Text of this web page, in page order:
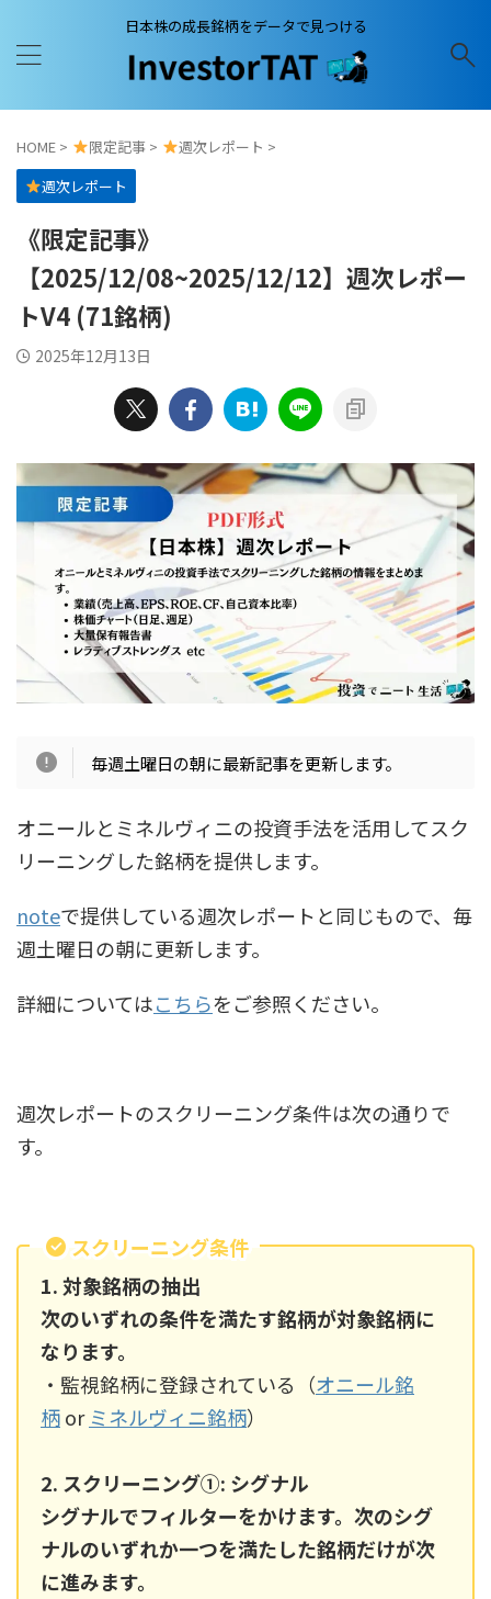
日本株の成長銘柄をデータで見つける
HOME > 限定記事 > 週次レポート >
週次レポート
《限定記事》
【2025/12/08~2025/12/12】週次レポー
トV4 (71銘柄)
2025年12月13日
毎週土曜日の朝に最新記事を更新します。
オニールとミネルヴィニの投資手法を活用してスク
リーニングした銘柄を提供します。
noteで提供している週次レポートと同じもので、毎
週土曜日の朝に更新します。
詳細についてはこちらをご参照ください。
週次レポートのスクリーニング条件は次の通りで
す。
スクリーニング条件
1. 対象銘柄の抽出
次のいずれの条件を満たす銘柄が対象銘柄に
なります。
・監視銘柄に登録されている（オニール銘
柄or ミネルヴィニ銘柄）
2. スクリーニング①: シグナル
シグナルでフィルターをかけます。次のシグ
ナルのいずれか一つを満たした銘柄だけが次
に進みます。